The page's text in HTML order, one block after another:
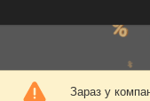
Зараз у